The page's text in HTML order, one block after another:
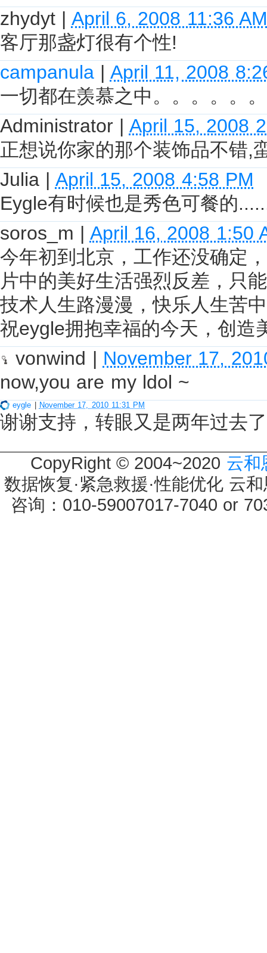
zhydyt | April 6, 2008 11:36 AM
客厅那盏灯很有个性!
campanula | April 11, 2008
一切都在羡慕之中。。。。。
Administrator | April 15, 2008
正想说你家的那个装饰品不错,
Julia | April 15, 2008 4:58 PM
Eygle有时候也是秀色可餐的
soros_m | April 16, 2008 1:50
今年初到北京，工作还没确定
片中的美好生活强烈反差，只
技术人生路漫漫，快乐人生苦
祝eygle拥抱幸福的今天，创造
vonwind | November 17,
now,you are my ldol ~
eygle | November 17, 2010 11:31 PM
谢谢支持，转眼又是两年过去
CopyRight © 2004~2020 云和
数据恢复·紧急救援·性能优化 云
咨询：010-59007017-7040 or